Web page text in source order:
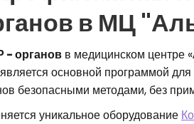
в МЦ
- органов в медицинском центре
основной программой
безопасными методами, без
уникальное оборудование